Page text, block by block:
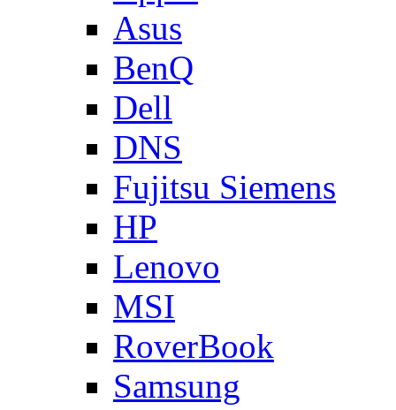
Asus
BenQ
Dell
DNS
Fujitsu Siemens
HP
Lenovo
MSI
RoverBook
Samsung